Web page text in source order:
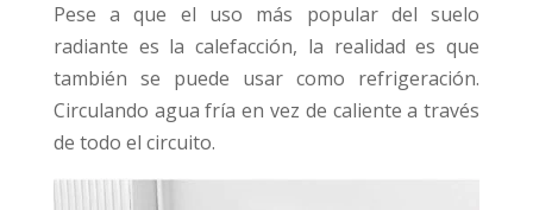
Pese a que el uso más popular del suelo
radiante es la calefacción, la realidad es que
también se puede usar como refrigeración.
Circulando agua fría en vez de caliente a través
de todo el circuito.